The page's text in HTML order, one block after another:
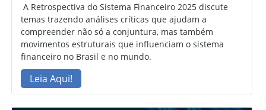
A Retrospectiva do Sistema Financeiro 2025 discute
temas trazendo análises críticas que ajudam a
compreender não só a conjuntura, mas também
movimentos estruturais que influenciam o sistema
financeiro no Brasil e no mundo.
Leia Aqui!